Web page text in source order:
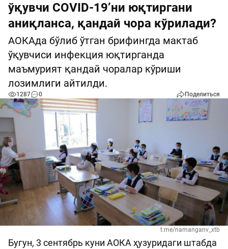
ўқувчи COVID-19’ни юқтиргани
аниқланса, қандай чора кўрилади?
АОКАда бўлиб ўтган брифингда мактаб
ўқувчиси инфекция юқтирганда
маъмурият қандай чоралар кўриши
лозимлиги айтилди.
1287 0 Поделиться
t.me/namanganv_xtb
Бугун, 3 сентябрь куни АОКА ҳузуридаги штабда